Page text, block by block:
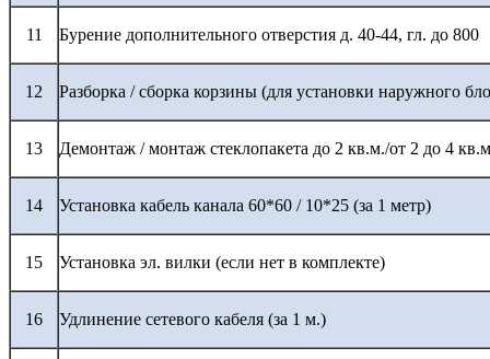
11 Бурение дополнительного отверстия д. 40-44, гл. до 800
12 Разборка / сборка корзины (для установки наружного
13 Демонтаж / монтаж стеклопакета до 2 кв.м./от 2 до 4
14 Установка кабель канала 60*60 / 10*25 (за 1 метр)
15 Установка эл. вилки (если нет в комплекте)
16 Удлинение сетевого кабеля (за 1 м.)